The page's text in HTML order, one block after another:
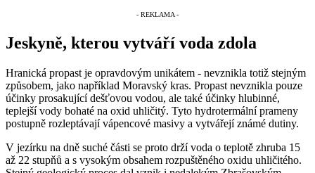
Jeskyně, kterou vytváří voda zdola
Hranická propast je opravdovým unikátem - nevznikla totiž stejným
způsobem, jako například Moravský kras. Propast nevznikla pouze
účinky prosakující dešťovou vodou, ale také účinky hlubinné,
teplejší vody bohaté na oxid uhličitý. Tyto hydrotermální prameny
postupně rozleptávají vápencové masivy a vytvářejí známé dutiny.
V jezírku na dně suché části se proto drží voda o teplotě zhruba 15
až 22 stupňů a s vysokým obsahem rozpuštěného oxidu uhličitého.